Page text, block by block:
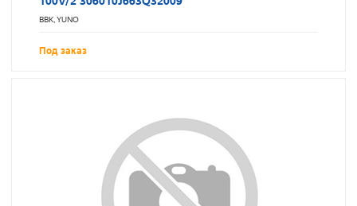
BBK, YUNO
Под заказ